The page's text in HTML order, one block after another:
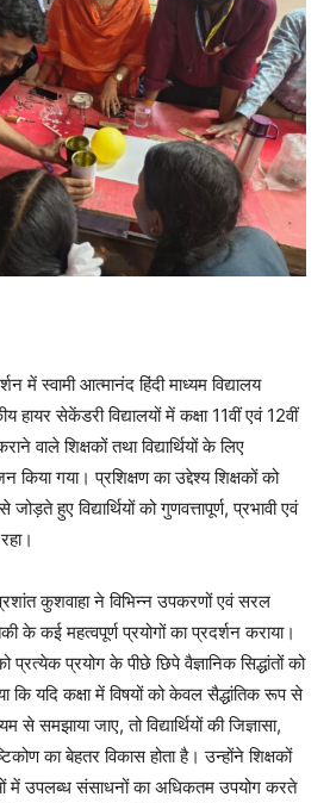
में स्वामी आत्मानंद हिंदी माध्यम विद्यालय
सेकेंडरी विद्यालयों में कक्षा 11वीं एवं 12वीं
वाले शिक्षकों तथा विद्यार्थियों के लिए
किया गया। प्रशिक्षण का उद्देश्य शिक्षकों को
हुए विद्यार्थियों को गुणवत्तापूर्ण, प्रभावी एवं
कुशवाहा ने विभिन्न उपकरणों एवं सरल
के कई महत्वपूर्ण प्रयोगों का प्रदर्शन कराया।
को प्रत्येक प्रयोग के पीछे छिपे वैज्ञानिक सिद्धांतों को
कि यदि कक्षा में विषयों को केवल सैद्धांतिक रूप से
समझाया जाए, तो विद्यार्थियों की जिज्ञासा,
का बेहतर विकास होता है। उन्होंने शिक्षकों
में उपलब्ध संसाधनों का अधिकतम उपयोग करते